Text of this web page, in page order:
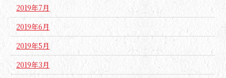
2019年7月
2019年6月
2019年5月
2019年3月